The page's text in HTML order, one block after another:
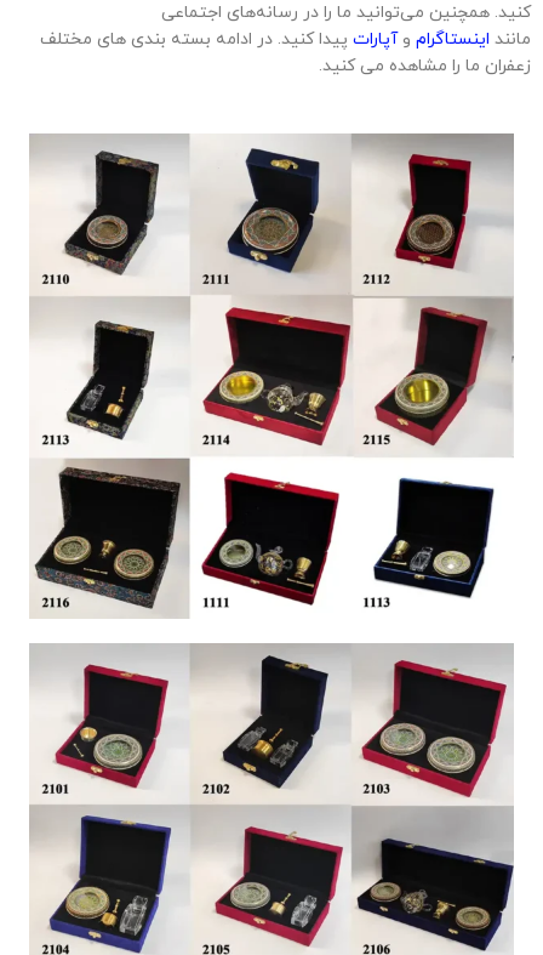
کنید. همچنین می‌توانید ما را در رسانه‌های اجتماعی
مانند اینستاگرام وآپارات پیدا کنید. در ادامه بسته بندی های مختلف
زعفران ما را مشاهده می کنید.